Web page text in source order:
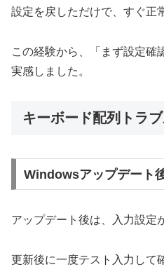
設定を戻しただけで、すぐ正
この経験から、「まず設定確
実感しました。
キーボード配列トラ
Windowsアップデート
アップデート後は、入力設定
更新後に一度テスト入力して